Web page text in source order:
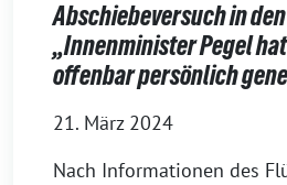
Abschiebeversuch in
„Innenminister Pegel
offenbar persönlich
21. März 2024
Nach Informationen des